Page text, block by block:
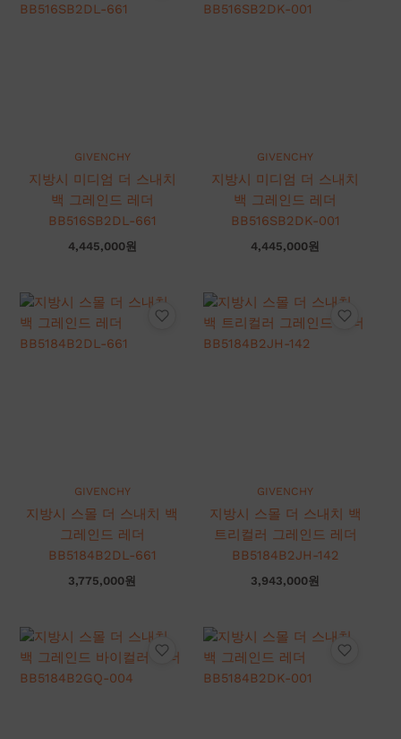
GIVENCHY
지방시 미디엄 더 스내치
백 그레인드 레더
BB516SB2DL-661
4,445,000원
GIVENCHY
지방시 미디엄 더 스내치
백 그레인드 레더
BB516SB2DK-001
4,445,000원
GIVENCHY
지방시 스몰 더 스내치 백
그레인드 레더
BB5184B2DL-661
3,775,000원
GIVENCHY
지방시 스몰 더 스내치 백
트리컬러 그레인드 레더
BB5184B2JH-142
3,943,000원